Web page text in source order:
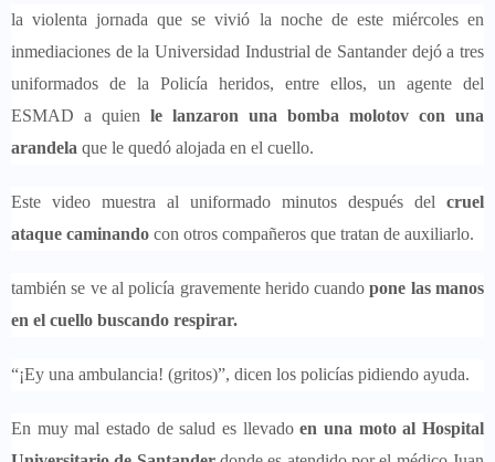
la violenta jornada que se vivió la noche de este miércoles en
inmediaciones de la Universidad Industrial de Santander dejó a tres
uniformados de la Policía heridos, entre ellos, un agente del
ESMAD a quien le lanzaron una bomba molotov con una
arandela que le quedó alojada en el cuello.
Este video muestra al uniformado minutos después del cruel
ataque caminando con otros compañeros que tratan de auxiliarlo.
también se ve al policía gravemente herido cuandopone las manos
en el cuello buscando respirar.
“¡Ey una ambulancia! (gritos)”, dicen los policías pidiendo ayuda.
En muy mal estado de salud es llevadoen una moto al Hospital